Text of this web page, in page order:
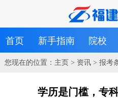
首页 新手指南 院校
您现在的位置： 主页> 资讯> 报考
学历是门槛，专